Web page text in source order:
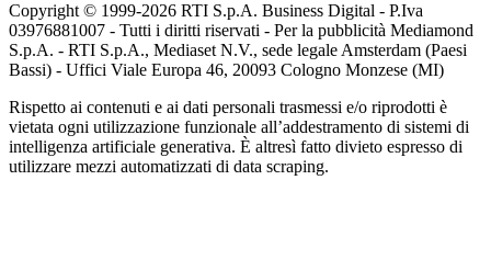
Copyright © 1999-2026 RTI S.p.A. Business Digital - P.Iva
03976881007 - Tutti i diritti riservati - Per la pubblicità Mediamond
S.p.A. - RTI S.p.A., Mediaset N.V., sede legale Amsterdam (Paesi
Bassi) - Uffici Viale Europa 46, 20093 Cologno Monzese (MI)
Rispetto ai contenuti e ai dati personali trasmessi e/o riprodotti è
vietata ogni utilizzazione funzionale all’addestramento di sistemi di
intelligenza artificiale generativa. È altresì fatto divieto espresso di
utilizzare mezzi automatizzati di data scraping.